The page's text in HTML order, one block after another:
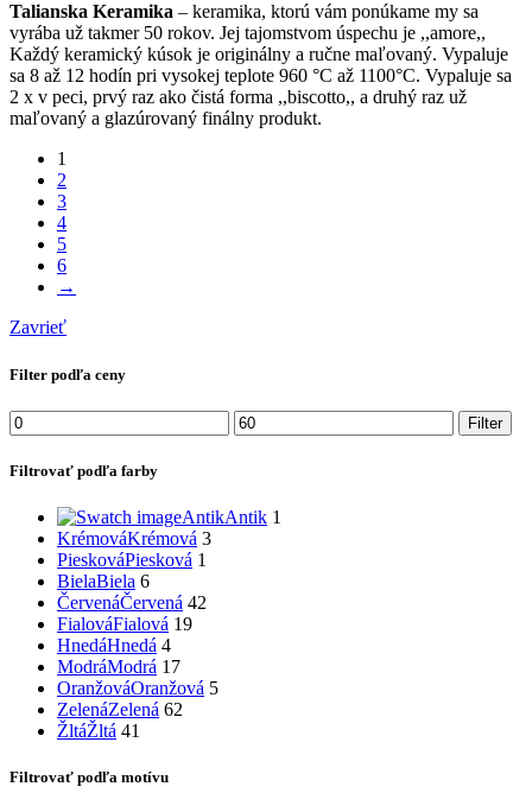
Talianska Keramika – keramika, ktorú vám ponúkame my sa
vyrába už takmer 50 rokov. Jej tajomstvom úspechu je ,,amore,,
Každý keramický kúsok je originálny a ručne maľovaný. Vypaluje
sa 8 až 12 hodín pri vysokej teplote 960 °C až 1100°C. Vypaluje sa
2 x v peci, prvý raz ako čistá forma ,,biscotto,, a druhý raz už
maľovaný a glazúrovaný finálny produkt.
1
2
3
4
5
6
→
Zavrieť
Filter podľa ceny
Minimálna
cena
Maximálna
cena
Filter
Filtrovať podľa farby
AntikAntik 1
KrémováKrémová 3
PieskováPiesková 1
BielaBiela 6
ČervenáČervená 42
FialováFialová 19
HnedáHnedá 4
ModráModrá 17
OranžováOranžová 5
ZelenáZelená 62
ŽltáŽltá 41
Filtrovať podľa motívu